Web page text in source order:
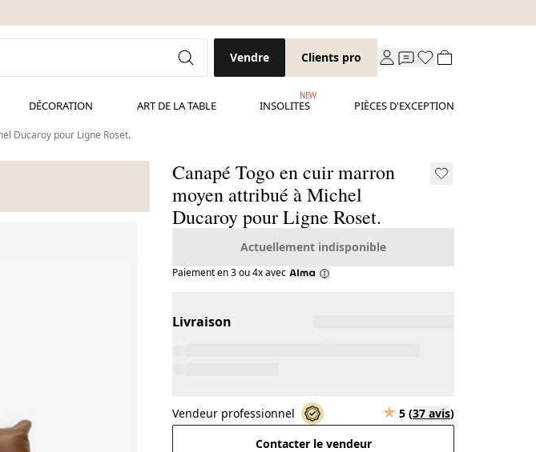
Vendre Clients pro
DÉCORATION ART DE LA TABLE INSOLITES
NEW
PIÈCES D'EXCEPTION
Ducaroy pour Ligne Roset.
Canapé Togo en cuir marron
moyen attribué à Michel
Ducaroy pour Ligne Roset.
Actuellement indisponible
Paiement en 3 ou 4x avec
Livraison
Vendeur professionnel 5 (37 avis)
Contacter le vendeur